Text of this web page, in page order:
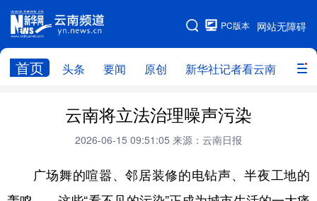
网站无障碍
PC版本
首页 头条 要闻 原创 新华社记者看云南 政务
网站地图
头条 云南要闻 本网原创
新华社记者看云南 政务
廉政 云南省领导报道集 旅游
云南将立法治理噪声污染
2026-06-15 09:51:05 来源：云南日报
广场舞的喧嚣、邻居装修的电钻声、半夜工地的